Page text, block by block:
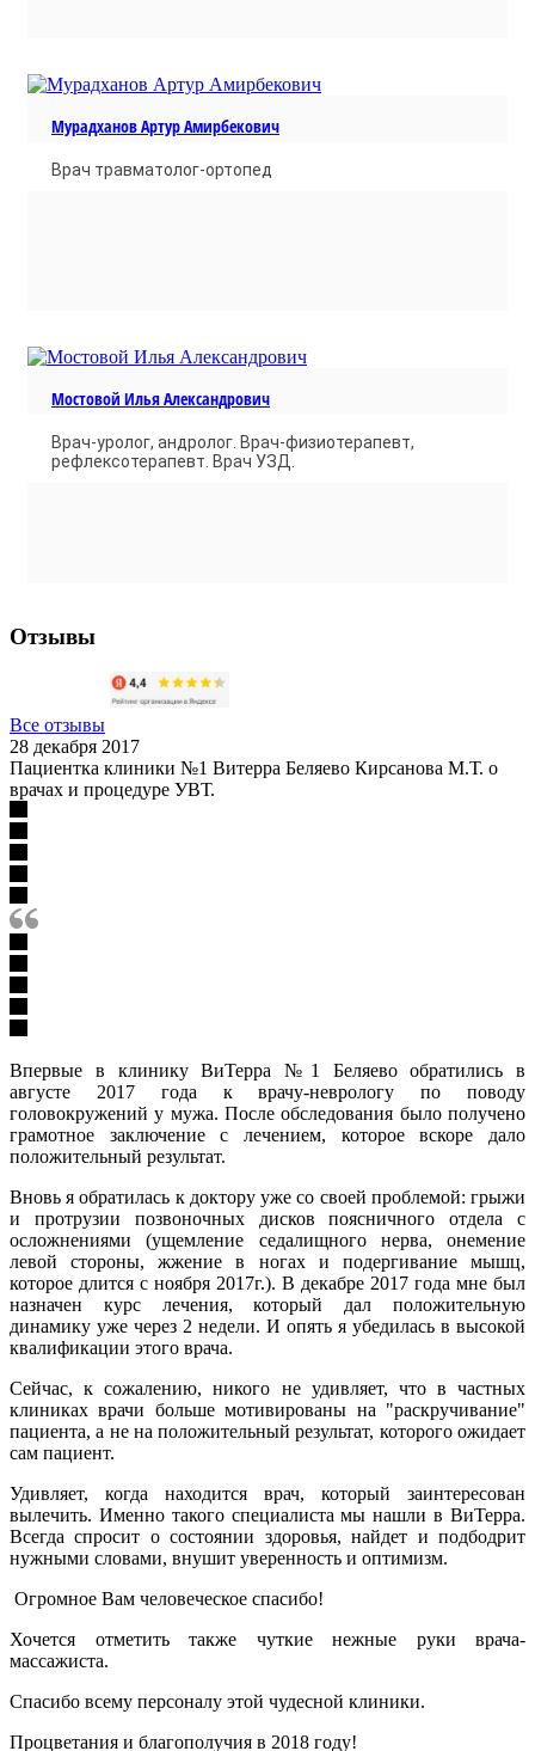
Мурадханов Артур Амирбекович
Врач травматолог-ортопед
Мостовой Илья Александрович
Врач-уролог, андролог. Врач-физиотерапевт,
рефлексотерапевт. Врач УЗД.
Отзывы
Все отзывы
28 декабря 2017
Пациентка клиники №1 Витерра Беляево Кирсанова М.Т. о
врачах и процедуре УВТ.
Впервые в клинику ВиТерра №1 Беляево обратились в
августе 2017 года к врачу-неврологу по поводу
головокружений у мужа. После обследования было получено
грамотное заключение с лечением, которое вскоре дало
положительный результат.
Вновь я обратилась к доктору уже со своей проблемой: грыжи
и протрузии позвоночных дисков поясничного отдела с
осложнениями (ущемление седалищного нерва, онемение
левой стороны, жжение в ногах и подергивание мышц,
которое длится с ноября 2017г.). В декабре 2017 года мне был
назначен курс лечения, который дал положительную
динамику уже через 2 недели. И опять я убедилась в высокой
квалификации этого врача.
Сейчас, к сожалению, никого не удивляет, что в частных
клиниках врачи больше мотивированы на "раскручивание"
пациента, а не на положительный результат, которого ожидает
сам пациент.
Удивляет, когда находится врач, который заинтересован
вылечить. Именно такого специалиста мы нашли в ВиТерра.
Всегда спросит о состоянии здоровья, найдет и подбодрит
нужными словами, внушит уверенность и оптимизм.
Огромное Вам человеческое спасибо!
Хочется отметить также чуткие нежные руки врача-
массажиста.
Спасибо всему персоналу этой чудесной клиники.
Процветания и благополучия в 2018 году!